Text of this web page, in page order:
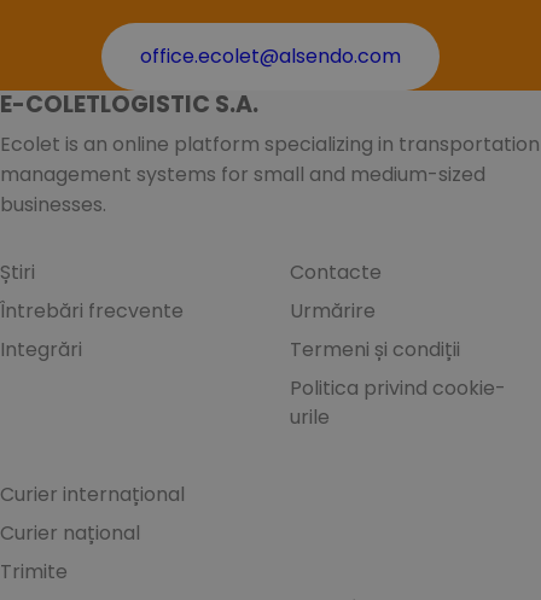
office.ecolet@alsendo.com
E-COLETLOGISTIC S.A.
Ecolet is an online platform specializing in transportation
management systems for small and medium-sized
businesses.
Știri
Întrebări frecvente
Integrări
Contacte
Urmărire
Termeni și condiții
Politica privind cookie-
urile
Curier internațional
Curier național
Trimite